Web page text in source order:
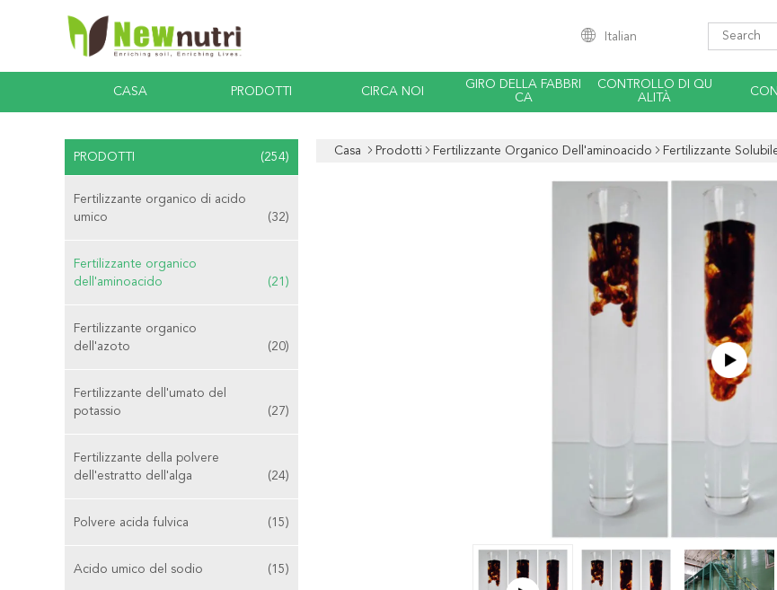
Italian
CASA PRODOTTI CIRCA NOI
GIRO DELLA FABBRI
CA
CONTROLLO DI QU
ALITÀ
PRODOTTI (254)
Fertilizzante organico di acido
umico
(32)
Fertilizzante organico
dell'aminoacido
(21)
Fertilizzante organico
dell'azoto
(20)
Fertilizzante dell'umato del
potassio
(27)
Fertilizzante della polvere
dell'estratto dell'alga
(24)
Polvere acida fulvica (15)
Acido umico del sodio (15)
Casa Prodotti Fertilizzante Organico Dell'aminoacido Fertilizzante